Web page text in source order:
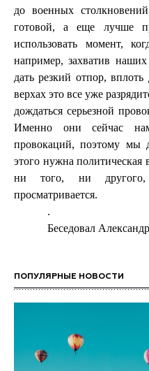
до военных
готовой, а еще лучше
использовать момент,
например, захватив
дать резкий отпор,
верхах это все уже
дождаться серьезной
Именно они сейчас
провокаций, поэтому мы
этого нужна
ни того, ни
просматривается.
.
Беседовал
ПОПУЛЯРНЫЕ НОВОСТИ